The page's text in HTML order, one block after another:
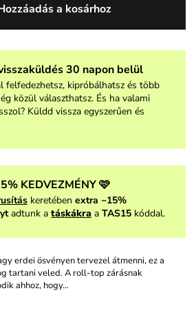
a kosárhoz
30 napon belül
felfedezhetsz, kipróbálhatsz és több
közül választhatsz. És ha valami
Küldd vissza egyszerűen és
KEDVEZMÉNY 🩷
keretében extra −15%
adtunk a táskákra a TAS15 kóddal.
erdei ösvényen tervezel átmenni, ez a
tartani veled. A roll-top zárásnak
ahhoz, hogy…